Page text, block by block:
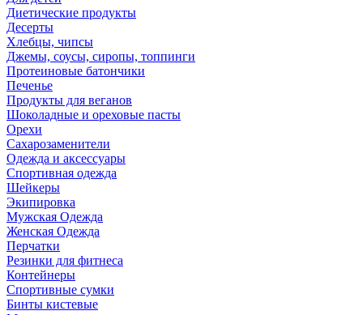
Диетические продукты
Десерты
Хлебцы, чипсы
Джемы, соусы, сиропы, топпинги
Протеиновые батончики
Печенье
Продукты для веганов
Шоколадные и ореховые пасты
Орехи
Сахарозаменители
Одежда и аксессуары
Спортивная одежда
Шейкеры
Экипировка
Мужская Одежда
Женская Одежда
Перчатки
Резинки для фитнеса
Контейнеры
Спортивные сумки
Бинты кистевые